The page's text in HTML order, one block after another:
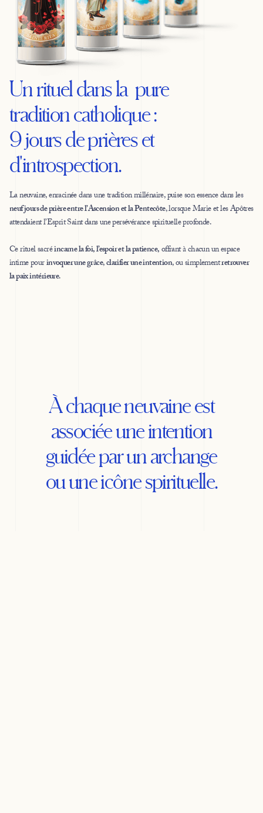
Un rituel dans la pure
tradition catholique :
9 jours de prières et
d'introspection.
La neuvaine, enracinée dans une tradition millénaire, puise son essence dans les
neuf jours de prière entre l’Ascension et la Pentecôte, lorsque Marie et les Apôtres
attendaient l’Esprit Saint dans une persévérance spirituelle profonde.
Ce rituel sacréincarne la foi, l’espoir et la patience,offrant à chacun un espace
intime pourinvoquer une grâce,clarifier une intention, ou simplementretrouver
la paix intérieure.
À chaque neuvaine est
associée une intention
guidée par un archange
ou une icône spirituelle.